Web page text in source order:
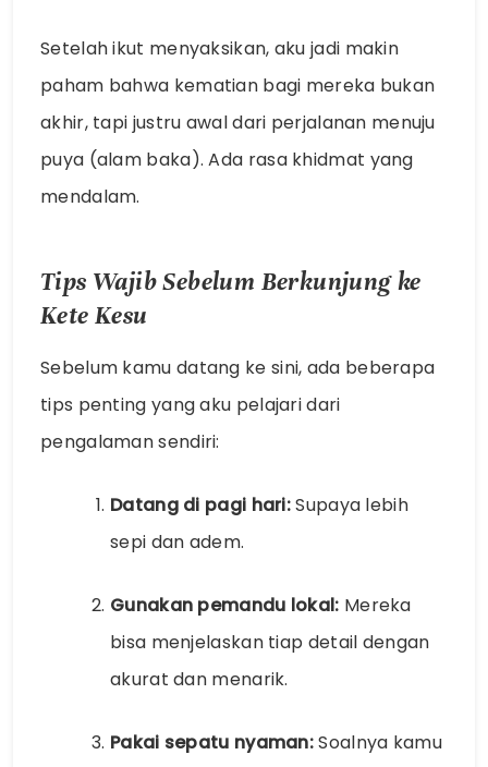
Setelah ikut menyaksikan, aku jadi makin
paham bahwa kematian bagi mereka bukan
akhir, tapi justru awal dari perjalanan menuju
puya (alam baka). Ada rasa khidmat yang
mendalam.
Tips Wajib Sebelum Berkunjung ke
Kete Kesu
Sebelum kamu datang ke sini, ada beberapa
tips penting yang aku pelajari dari
pengalaman sendiri:
Datang di pagi hari:Supaya lebih
sepi dan adem.
Gunakan pemandu lokal: Mereka
bisa menjelaskan tiap detail dengan
akurat dan menarik.
Pakai sepatu nyaman:Soalnya kamu